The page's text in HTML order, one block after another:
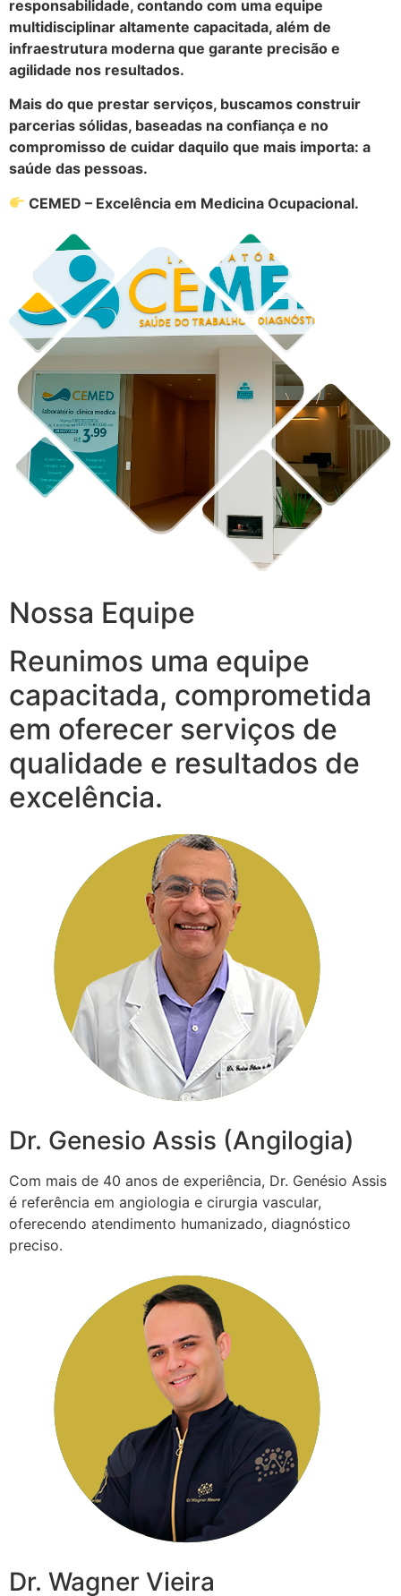
responsabilidade, contando com uma equipe
multidisciplinar altamente capacitada, além de
infraestrutura moderna que garante precisão e
agilidade nos resultados.
Mais do que prestar serviços, buscamos construir
parcerias sólidas, baseadas na confiança e no
compromisso de cuidar daquilo que mais importa: a
saúde das pessoas.
CEMED – Excelência em Medicina Ocupacional.
Nossa Equipe
Reunimos uma equipe
capacitada, comprometida
em oferecer serviços de
qualidade e resultados de
excelência.
Dr. Genesio Assis (Angilogia)
Com mais de 40 anos de experiência, Dr. Genésio Assis
é referência em angiologia e cirurgia vascular,
oferecendo atendimento humanizado, diagnóstico
preciso.
Dr. Wagner Vieira